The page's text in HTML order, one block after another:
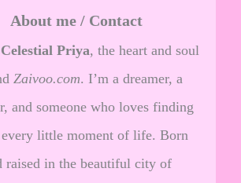
About me / Contact
Celestial Priya, the heart and soul
Zaivoo.com. I’m a dreamer, a
and someone who loves finding
little moment of life. Born
raised in the beautiful city of